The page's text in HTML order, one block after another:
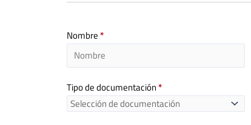
Nombre*
Tipo de documentación*